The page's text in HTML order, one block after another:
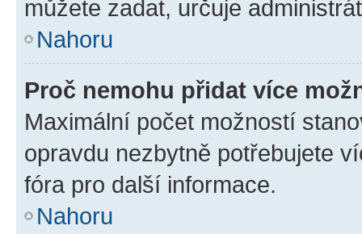
můžete zadat, určuje
Nahoru
Proč nemohu přidat více
Maximální počet možností
opravdu nezbytně potřebujete
fóra pro další informace.
Nahoru